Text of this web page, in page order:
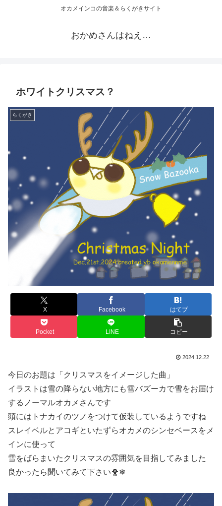
オカメインコの音楽＆らくがきサイト
おかめさんはねえ…
ホワイトクリスマス？
らくがき
X Facebook はてブ
Pocket LINE コピー
2024.12.22
今日のお題は「クリスマスをイメージした曲」
イラストは雪の降らない地方にも雪バズーカで雪をお届け
するノーマルオカメさんです
頭にはトナカイのツノをつけて仮装しているようですね
スレイベルとアコギといたずらオカメのシンセベースをメ
インに使って
雪をばらまいたクリスマスの雰囲気を目指してみました
良かったら聞いてみて下さい🐥❄